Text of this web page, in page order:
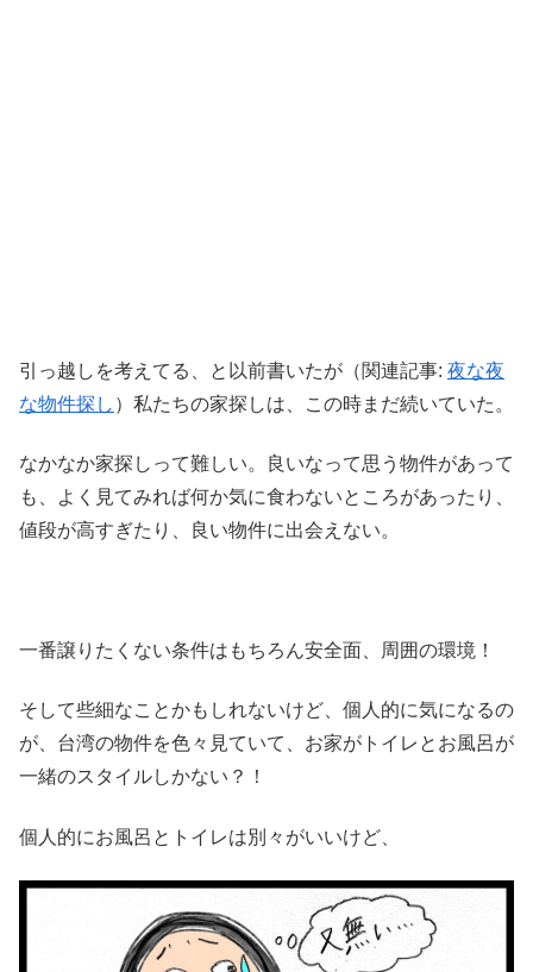
引っ越しを考えてる、と以前書いたが（関連記事: 夜な夜
な物件探し ）私たちの家探しは、この時まだ続いていた。
なかなか家探しって難しい。良いなって思う物件があって
も、よく見てみれば何か気に食わないところがあったり、
値段が高すぎたり、良い物件に出会えない。
一番譲りたくない条件はもちろん安全面、周囲の環境！
そして些細なことかもしれないけど、個人的に気になるの
が、台湾の物件を色々見ていて、お家がトイレとお風呂が
一緒のスタイルしかない？！
個人的にお風呂とトイレは別々がいいけど、